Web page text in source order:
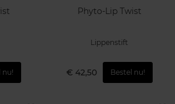
nu!
Phyto-Lip Twist
Lippenstift
€ 42,50 Bestel nu!